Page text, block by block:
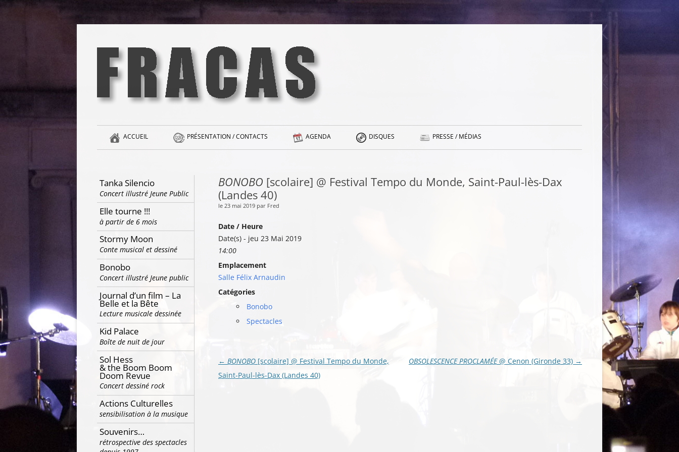
Aller
Fracas
ACCUEIL PRÉSENTATION / CONTACTS AGENDA DISQUES PRESSE / MÉDIAS
BONOBO [scolaire] @ Festival Tempo du Monde, Saint-Paul-lès-Dax
(Landes 40)
le 23 mai 2019 par Fred
Date / Heure
Date(s) - jeu 23 Mai 2019
14:00
Emplacement
Salle Félix Arnaudin
Catégories
Bonobo
Spectacles
Navigation
des
← BONOBO [scolaire] @ Festival Tempo du Monde,
Saint-Paul-lès-Dax (Landes 40)
OBSOLESCENCE PROCLAMÉE@ Cenon (Gironde 33) →
Tanka Silencio
Concert illustré Jeune Public
Elle tourne !!!
à partir de 6 mois
Stormy Moon
Conte musical et dessiné
Bonobo
Concert illustré Jeune public
Journal d’un film – La
Belle et la Bête
Lecture musicale dessinée
Kid Palace
Boîte de nuit de jour
Sol Hess
& the Boom Boom
Doom Revue
Concert dessiné rock
Actions Culturelles
sensibilisation à la musique
Souvenirs…
rétrospective des spectacles